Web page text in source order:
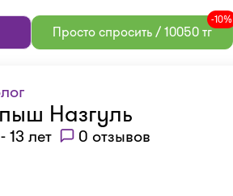
Просто спросить / 10050 тг
-10%
Назгуль
- 13 лет 0 отзывов